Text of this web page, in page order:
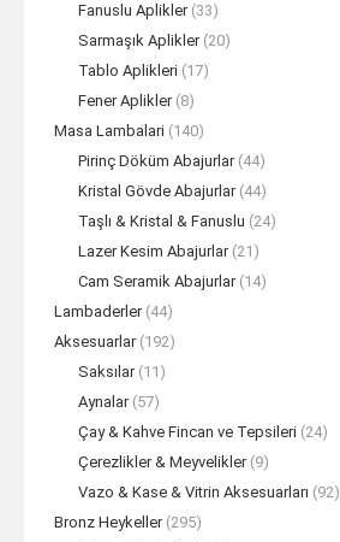
Fanuslu Aplikler (33)
Sarmaşık Aplikler (20)
Tablo Aplikleri (17)
Fener Aplikler (8)
Masa Lambalari (140)
Pirinç Döküm Abajurlar (44)
Kristal Gövde Abajurlar (44)
Taşlı & Kristal & Fanuslu (24)
Lazer Kesim Abajurlar (21)
Cam Seramik Abajurlar (14)
Lambaderler (44)
Aksesuarlar (192)
Saksılar (11)
Aynalar (57)
Çay & Kahve Fincan ve Tepsileri (24)
Çerezlikler & Meyvelikler (9)
Vazo & Kase & Vitrin Aksesuarları (92)
Bronz Heykeller (295)